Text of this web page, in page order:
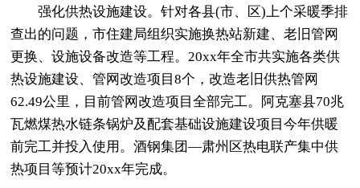
强化供热设施建设。针对各县(市、区)上个采暖季排
查出的问题，市住建局组织实施换热站新建、老旧管网
更换、设施设备改造等工程。20xx年全市共实施各类供
热设施建设、管网改造项目8个，改造老旧供热管网
62.49公里，目前管网改造项目全部完工。阿克塞县70兆
瓦燃煤热水链条锅炉及配套基础设施建设项目今年供暖
前完工并投入使用。酒钢集团—肃州区热电联产集中供
热项目等预计20xx年完成。